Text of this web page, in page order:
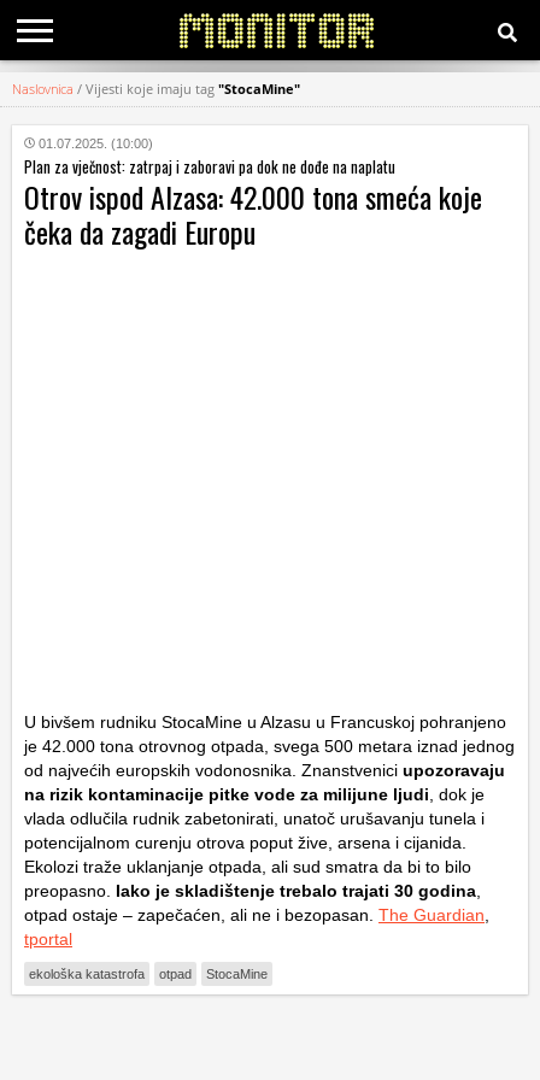
KATEGORIJE
HRVATSKI
WEB
Naslovnica / Vijesti koje imaju tag "StocaMine"
01.07.2025. (10:00)
Plan za vječnost: zatrpaj i zaboravi pa dok ne dođe na naplatu
Otrov ispod Alzasa: 42.000 tona smeća koje
čeka da zagadi Europu
U bivšem rudniku StocaMine u Alzasu u Francuskoj pohranjeno
je 42.000 tona otrovnog otpada, svega 500 metara iznad jednog
od najvećih europskih vodonosnika. Znanstvenici upozoravaju
na rizik kontaminacije pitke vode za milijune ljudi , dok je
vlada odlučila rudnik zabetonirati, unatoč urušavanju tunela i
potencijalnom curenju otrova poput žive, arsena i cijanida.
Ekolozi traže uklanjanje otpada, ali sud smatra da bi to bilo
preopasno. Iako je skladištenje trebalo trajati 30 godina
otpad ostaje – zapečaćen, ali ne i bezopasan. The Guardian
tportal
ekološka katastrofa otpad StocaMine